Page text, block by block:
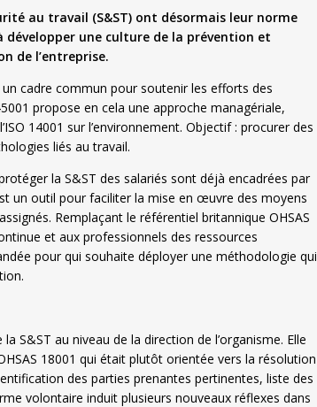
au travail (S&ST) ont désormais leur norme
une culture de la prévention et
de l’entreprise.
cadre commun pour soutenir les efforts des
propose en cela une approche managériale,
14001 sur l’environnement. Objectif : procurer des
liés au travail.
la S&ST des salariés sont déjà encadrées par
un outil pour faciliter la mise en œuvre des moyens
Remplaçant le référentiel britannique OHSAS
et aux professionnels des ressources
pour qui souhaite déployer une méthodologie qui
S&ST au niveau de la direction de l’organisme. Elle
18001 qui était plutôt orientée vers la résolution
des parties prenantes pertinentes, liste des
volontaire induit plusieurs nouveaux réflexes dans